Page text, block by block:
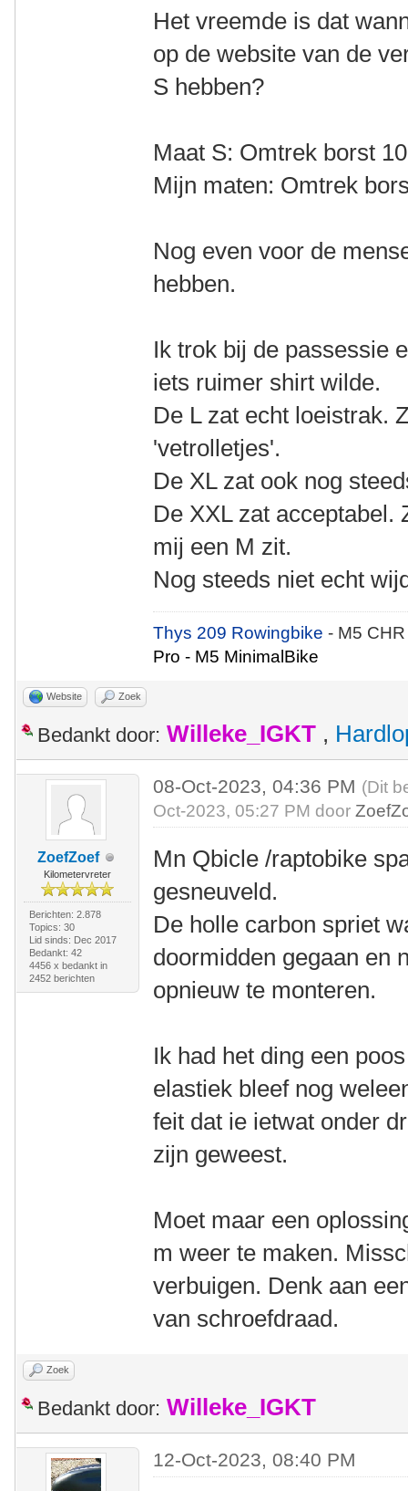
Het vreemde is dat
op de website van de
S hebben?
Maat S: Omtrek borst
Mijn maten: Omtrek
Nog even voor de
hebben.
Ik trok bij de passessie
iets ruimer shirt wilde.
De L zat echt loeistrak.
'vetrolletjes'.
De XL zat ook nog
De XXL zat acceptabel.
mij een M zit.
Nog steeds niet echt
Thys 209 Rowingbike- M5
Pro - M5 MinimalBike
Website Zoek
Bedankt door: Willeke_IGKT ,
ZoefZoef
Kilometervreter
Berichten: 2.878
Topics: 30
Lid sinds: Dec 2017
Bedankt: 42
4456 x bedankt in
2452 berichten
08-Oct-2023, 04:36 PM (Dit
Oct-2023, 05:27 PM door
Mn Qbicle /raptobike
gesneuveld.
De holle carbon spriet
doormidden gegaan en
opnieuw te monteren.
Ik had het ding een
elastiek bleef nog
feit dat ie ietwat onder
zijn geweest.
Moet maar een
m weer te maken.
verbuigen. Denk aan
van schroefdraad.
Zoek
Bedankt door: Willeke_IGKT
12-Oct-2023, 08:40 PM